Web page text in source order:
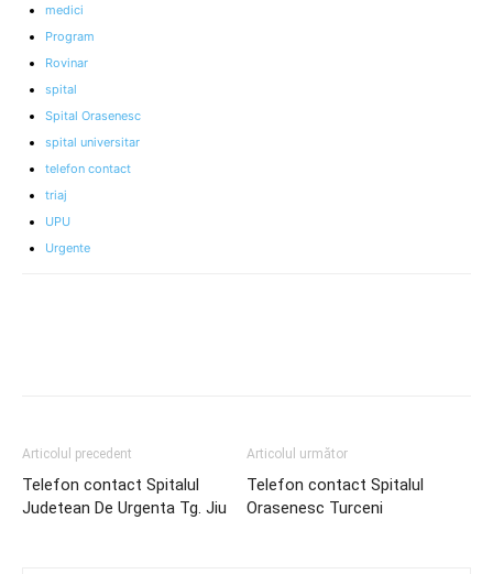
medici
Program
Rovinar
spital
Spital Orasenesc
spital universitar
telefon contact
triaj
UPU
Urgente
Articolul precedent
Telefon contact Spitalul
Judetean De Urgenta Tg. Jiu
Articolul următor
Telefon contact Spitalul
Orasenesc Turceni